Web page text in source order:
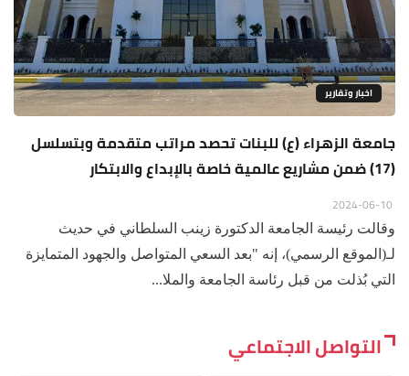
اخبار وتقارير
جامعة الزهراء (ع) للبنات تحصد مراتب متقدمة وبتسلسل
(17) ضمن مشاريع عالمية خاصة بالإبداع والابتكار
وقالت رئيسة الجامعة الدكتورة زينب السلطاني في حديث
لـ(الموقع الرسمي)، إنه "بعد السعي المتواصل والجهود المتمايزة
التي بُذلت من قبل رئاسة الجامعة والملا...
التواصل الاجتماعي